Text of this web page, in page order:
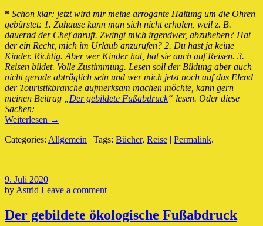
* Schon klar: jetzt wird mir meine arrogante Haltung um die Ohren
gebürstet: 1. Zuhause kann man sich nicht erholen, weil z. B.
dauernd der Chef anruft. Zwingt mich irgendwer, abzuheben? Hat
der ein Recht, mich im Urlaub anzurufen? 2. Du hast ja keine
Kinder. Richtig. Aber wer Kinder hat, hat sie auch auf Reisen. 3.
Reisen bildet. Volle Zustimmung. Lesen soll der Bildung aber auch
nicht gerade abträglich sein und wer mich jetzt noch auf das Elend
der Touristikbranche aufmerksam machen möchte, kann gern
meinen Beitrag „Der gebildete Fußabdruck“ lesen. Oder diese
Sachen:
Weiterlesen →
Categories: Allgemein | Tags: Bücher, Reise Permalink.
9. Juli 2020
byAstrid Leave a comment
Der gebildete ökologische Fußabdruck